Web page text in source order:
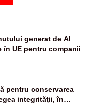
generat de AI
UE pentru companii
pentru conservarea
integrităţii, în